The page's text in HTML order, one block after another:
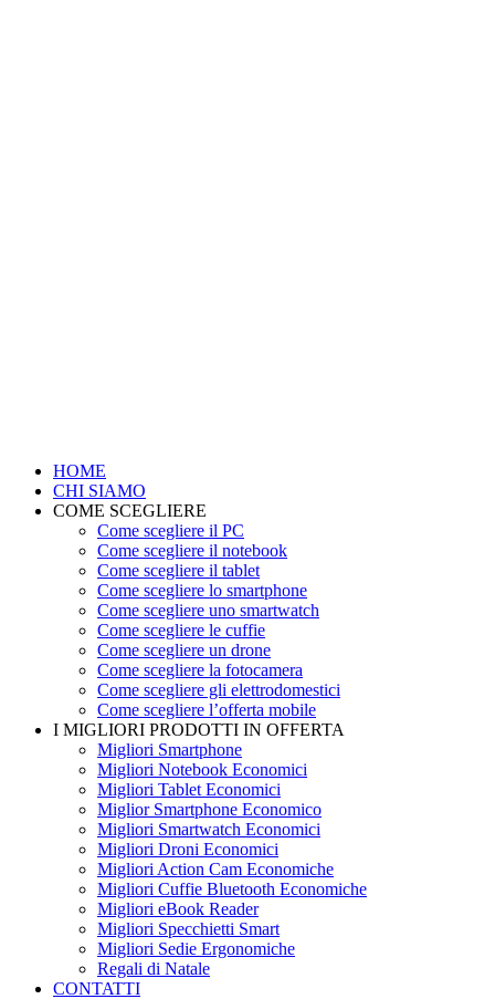
HOME
CHI SIAMO
COME SCEGLIERE
Come scegliere il PC
Come scegliere il notebook
Come scegliere il tablet
Come scegliere lo smartphone
Come scegliere uno smartwatch
Come scegliere le cuffie
Come scegliere un drone
Come scegliere la fotocamera
Come scegliere gli elettrodomestici
Come scegliere l’offerta mobile
I MIGLIORI PRODOTTI IN OFFERTA
Migliori Smartphone
Migliori Notebook Economici
Migliori Tablet Economici
Miglior Smartphone Economico
Migliori Smartwatch Economici
Migliori Droni Economici
Migliori Action Cam Economiche
Migliori Cuffie Bluetooth Economiche
Migliori eBook Reader
Migliori Specchietti Smart
Migliori Sedie Ergonomiche
Regali di Natale
CONTATTI